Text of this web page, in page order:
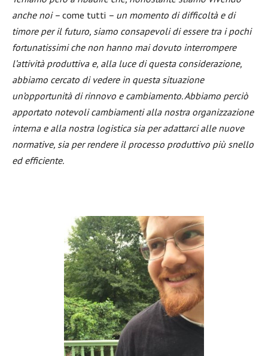
anche noi – come tutti – un momento di difficoltà e di
timore per il futuro, siamo consapevoli di essere tra i pochi
fortunatissimi che non hanno mai dovuto interrompere
l’attività produttiva e, alla luce di questa considerazione,
abbiamo cercato di vedere in questa situazione
un’opportunità di rinnovo e cambiamento. Abbiamo perciò
apportato notevoli cambiamenti alla nostra organizzazione
interna e alla nostra logistica sia per adattarci alle nuove
normative, sia per rendere il processo produttivo più snello
ed efficiente.